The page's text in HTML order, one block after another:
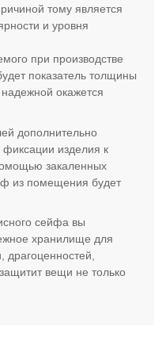
тому является
и уровня
при производстве
показатель толщины
окажется
дополнительно
фиксации изделия к
закаленных
из помещения будет
сейфа вы
хранилище для
драгоценностей,
вещи не только